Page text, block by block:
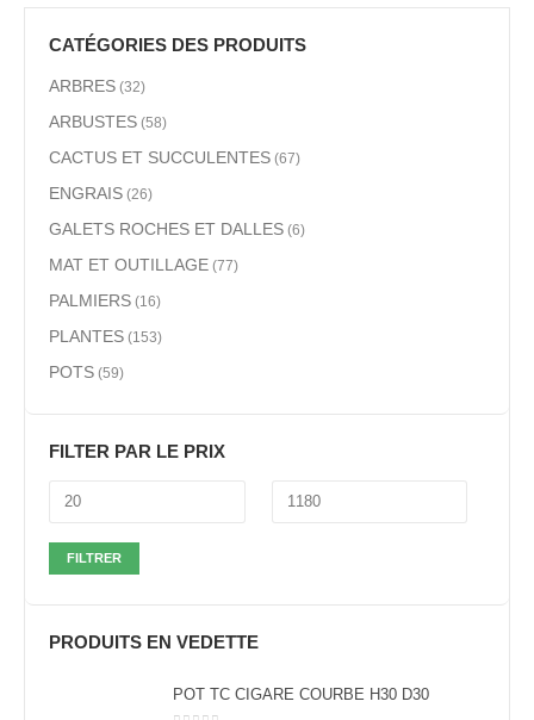
CATÉGORIES DES PRODUITS
ARBRES (32)
ARBUSTES (58)
CACTUS ET SUCCULENTES (67)
ENGRAIS (26)
GALETS ROCHES ET DALLES (6)
MAT ET OUTILLAGE (77)
PALMIERS (16)
PLANTES (153)
POTS (59)
FILTER PAR LE PRIX
FILTRER
PRODUITS EN VEDETTE
POT TC CIGARE COURBE H30 D30